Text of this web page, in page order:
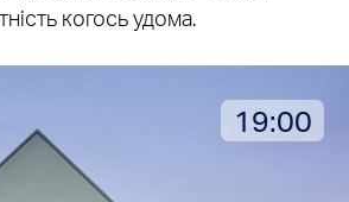
19:00
когось удома.